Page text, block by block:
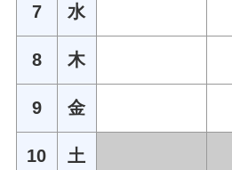
7 水
8 木
9 金
10 土